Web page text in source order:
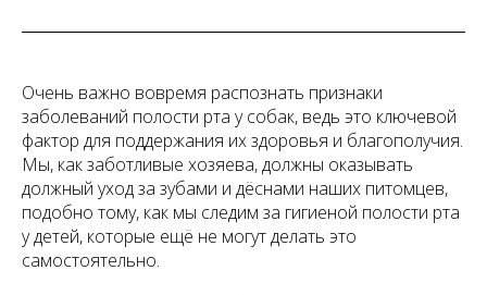
Очень важно вовремя распознать признаки
заболеваний полости рта у собак, ведь это ключевой
фактор для поддержания их здоровья и благополучия.
Мы, как заботливые хозяева, должны оказывать
должный уход за зубами и дёснами наших питомцев,
подобно тому, как мы следим за гигиеной полости рта
у детей, которые ещё не могут делать это
самостоятельно.